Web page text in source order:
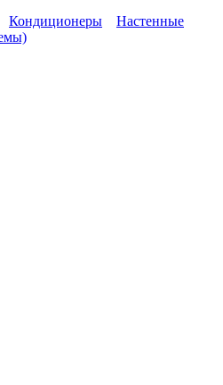
Кондиционеры
Настенные